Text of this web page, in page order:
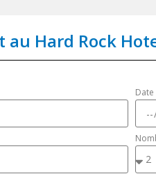
Hard Rock